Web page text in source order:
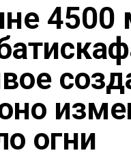
4500
огни